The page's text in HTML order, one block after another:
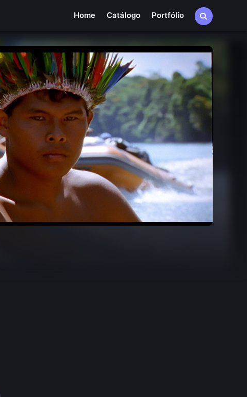
Home Catálogo Portfólio